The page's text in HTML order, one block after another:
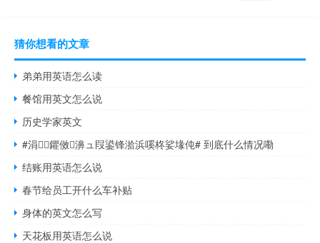
猜你想看的文章
弟弟用英语怎么读
餐馆用英文怎么说
历史学家英文
#涓鑺傚濞ュ叚鍙锋湁浜嗘柊娑堟伅# 到底什么情况嘞
结账用英语怎么说
春节给员工开什么车补贴
身体的英文怎么写
天花板用英语怎么说